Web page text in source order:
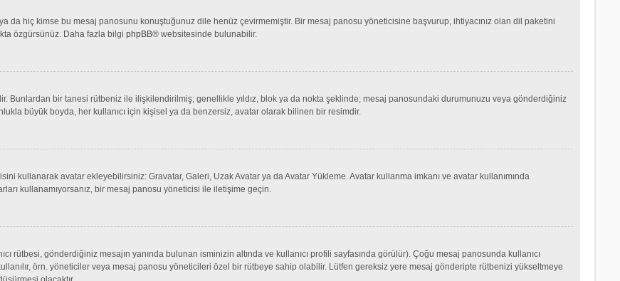
da hiç kimse bu mesaj panosunu konuştuğunuz dile henüz çevirmemiştir. Bir mesaj panosu yöneticisine başvurup, ihtiyacınız olan dil paketini
özgürsünüz. Daha fazla bilgi phpBB® websitesinde bulunabilir.
Bunlardan bir tanesi rütbeniz ile ilişkilendirilmiş; genellikle yıldız, blok ya da nokta şeklinde; mesaj panosundaki durumunuzu veya gönderdiğiniz
büyük boyda, her kullanıcı için kişisel ya da benzersiz, avatar olarak bilinen bir resimdir.
kullanarak avatar ekleyebilirsiniz: Gravatar, Galeri, Uzak Avatar ya da Avatar Yükleme. Avatar kullanma imkanı ve avatar kullanımında
kullanamıyorsanız, bir mesaj panosu yöneticisi ile iletişime geçin.
rütbesi, gönderdiğiniz mesajın yanında bulunan isminizin altında ve kullanıcı profili sayfasında görülür). Çoğu mesaj panosunda kullanıcı
örn. yöneticiler veya mesaj panosu yöneticileri özel bir rütbeye sahip olabilir. Lütfen gereksiz yere mesaj gönderipte rütbenizi yükseltmeye